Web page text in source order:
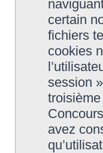
certain
fichiers
cookies
session
avez